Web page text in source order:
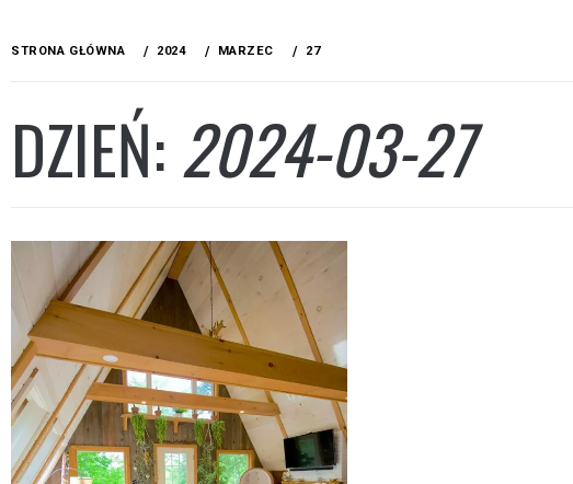
STRONA GŁÓWNA 2024 MARZEC 27
DZIEŃ:2024-03-27